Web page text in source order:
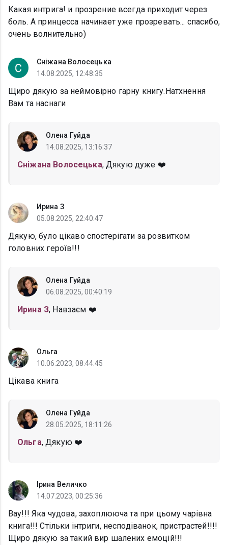
Какая интрига! и прозрение всегда приходит через
боль. А принцесса начинает уже прозревать... спасибо,
очень волнительно)
Сніжана Волосецька
14.08.2025, 12:48:35
Щиро дякую за неймовірно гарну книгу.Натхнення
Вам та наснаги
Олена Гуйда
14.08.2025, 13:16:37
Сніжана Волосецька, Дякую дуже ❤️
Ирина З
05.08.2025, 22:40:47
Дякую, було цікаво спостерігати за розвитком
головних героїв!!!
Олена Гуйда
06.08.2025, 00:40:19
Ирина З, Навзаєм ❤️
Ольга
10.06.2023, 08:44:45
Цікава книга
Олена Гуйда
28.05.2025, 18:11:26
Ольга, Дякую ❤️
Ірина Величко
14.07.2023, 00:25:36
Вау!!! Яка чудова, захоплююча та при цьому чарівна
книга!!! Стільки інтриги, несподіванок, пристрастей!!!!
Щиро дякую за такий вир шалених емоцій!!!